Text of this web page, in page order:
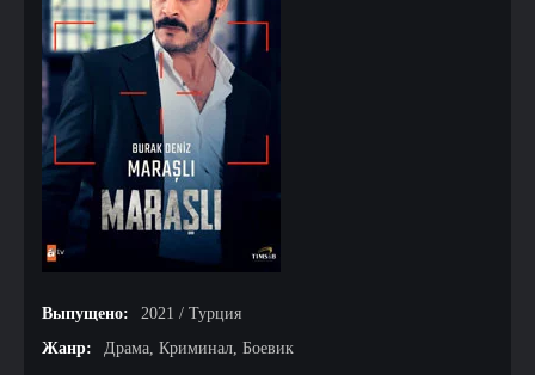
Выпущено:
2021 / Турция
Жанр:
Драма, Криминал, Боевик